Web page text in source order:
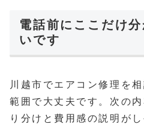
電話前にここだけ
いです
川越市でエアコン修理を
範囲で大丈夫です。次の
り分けと費用感の説明が